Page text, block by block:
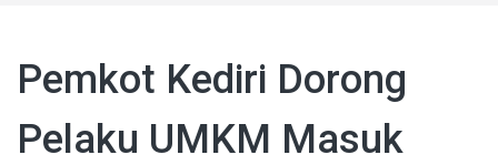
Pemkot Kediri Dorong
Pelaku UMKM Masuk